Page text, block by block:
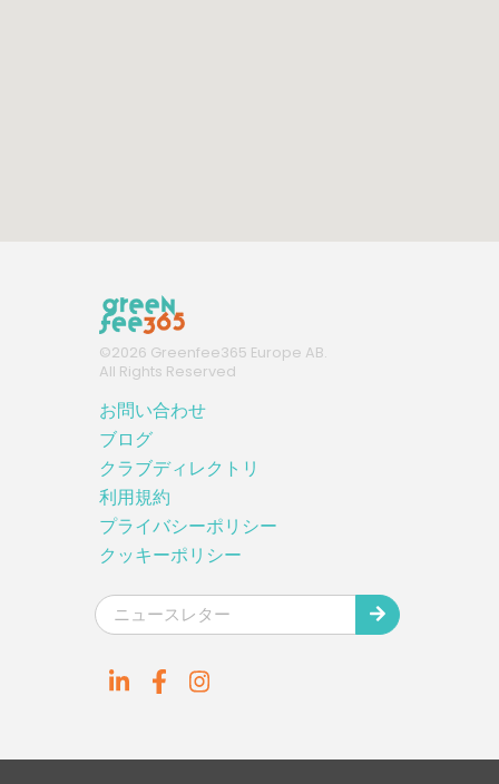
©2026 Greenfee365 Europe AB.
All Rights Reserved
お問い合わせ
ブログ
クラブディレクトリ
利用規約
プライバシーポリシー
クッキーポリシー